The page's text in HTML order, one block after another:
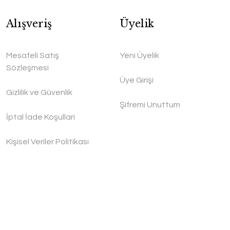
Alışveriş
Mesafeli Satış
Sözleşmesi
Gizlilik ve Güvenlik
İptal İade Koşullari
Kişisel Veriler Politikası
Üyelik
Yeni Üyelik
Üye Girişi
Şifremi Unuttum